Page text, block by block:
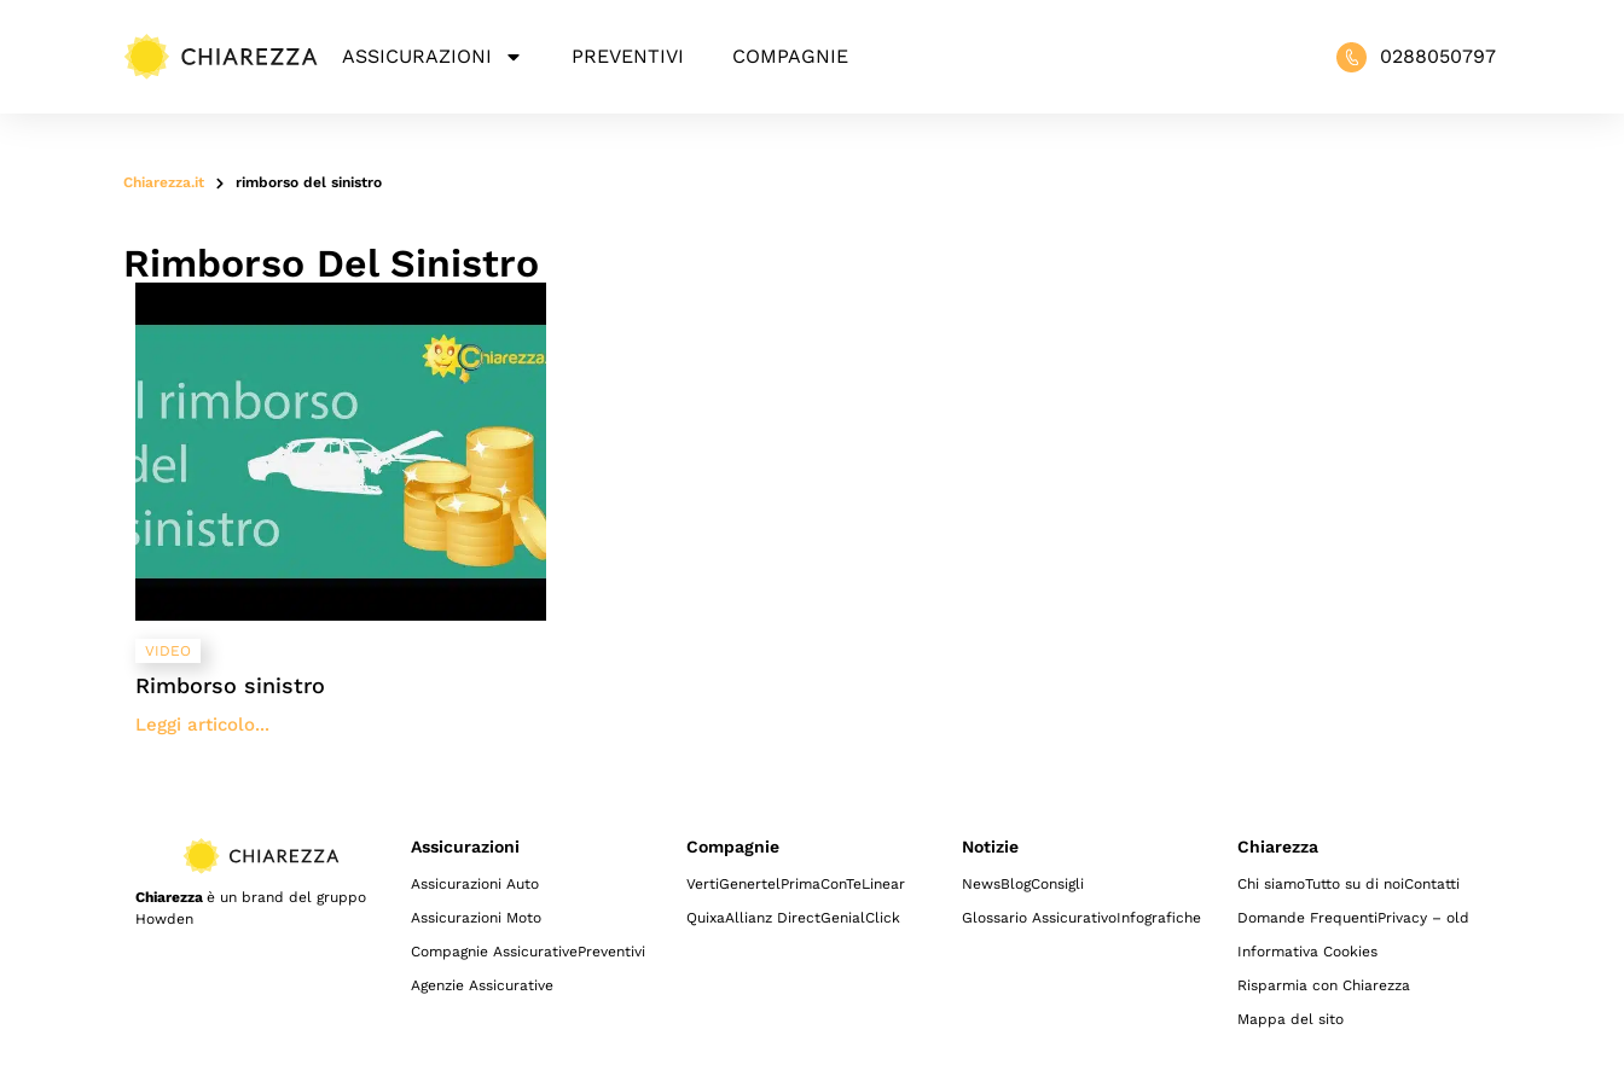
ASSICURAZIONI PREVENTIVI COMPAGNIE 0288050797
Chiarezza.it rimborso del sinistro
Rimborso Del Sinistro
VIDEO
Rimborso sinistro
Leggi articolo...
Chiarezza è un brand del gruppo
Howden
Assicurazioni
Assicurazioni Auto
Assicurazioni Moto
Compagnie AssicurativePreventivi
Agenzie Assicurative
Compagnie
VertiGenertelPrimaConTeLinear
QuixaAllianz DirectGenialClick
Notizie
NewsBlogConsigli
Glossario AssicurativoInfografiche
Chiarezza
Chi siamoTutto su di noiContatti
Domande FrequentiPrivacy – old
Informativa Cookies
Risparmia con Chiarezza
Mappa del sito